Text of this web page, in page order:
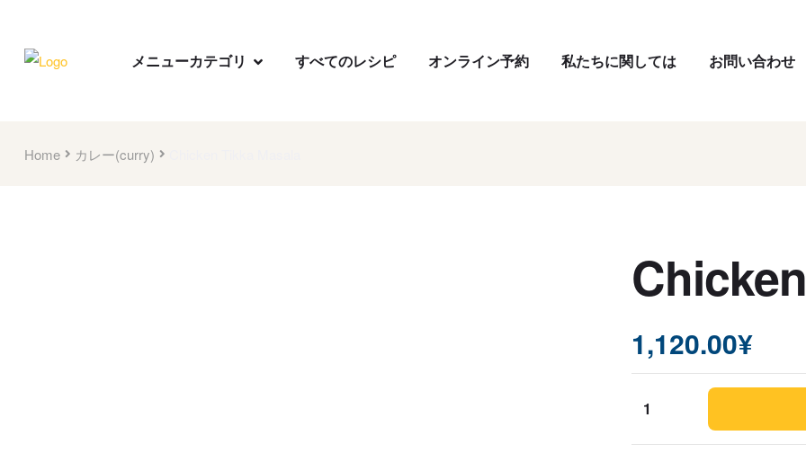
メニューカテゴリ すべてのレシピ オンライン予約 私たちに関しては お問い合わせ
Home カレー(curry)
1,120.00¥
Chicken
Tikka